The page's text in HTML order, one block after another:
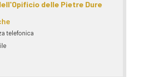
delle Pietre Dure
telefonica